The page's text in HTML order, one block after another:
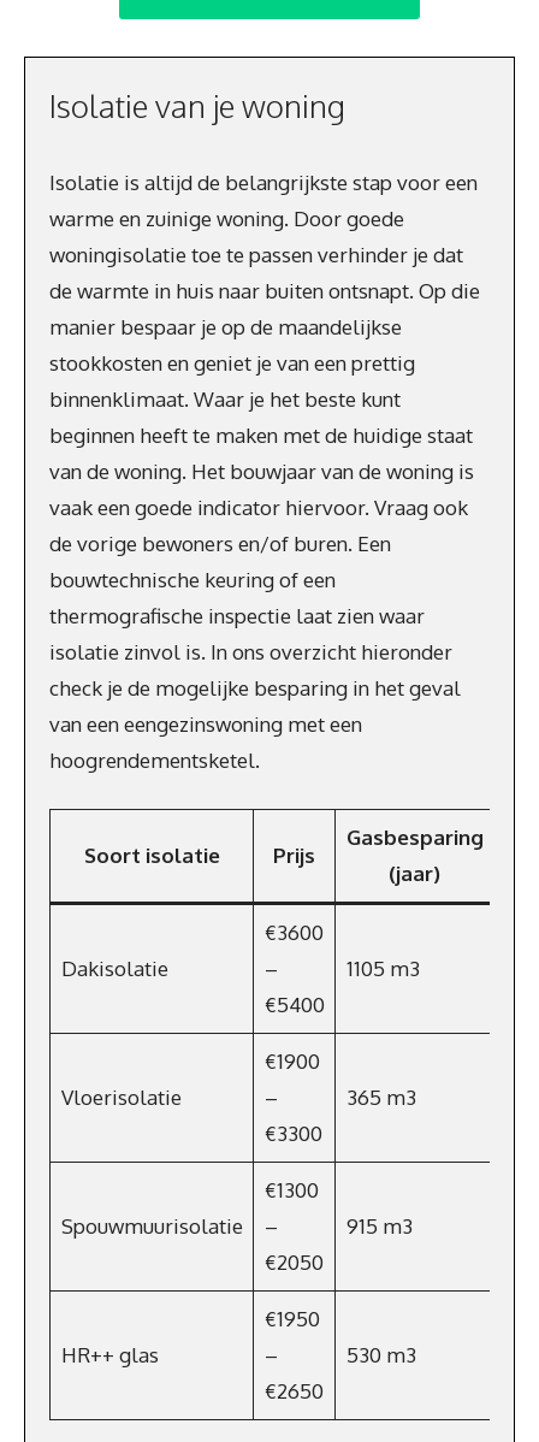
Isolatie van je woning
Isolatie is altijd de belangrijkste stap voor een
warme en zuinige woning. Door goede
woningisolatie toe te passen verhinder je dat
de warmte in huis naar buiten ontsnapt. Op die
manier bespaar je op de maandelijkse
stookkosten en geniet je van een prettig
binnenklimaat. Waar je het beste kunt
beginnen heeft te maken met de huidige staat
van de woning. Het bouwjaar van de woning is
vaak een goede indicator hiervoor. Vraag ook
de vorige bewoners en/of buren. Een
bouwtechnische keuring of een
thermografische inspectie laat zien waar
isolatie zinvol is. In ons overzicht hieronder
check je de mogelijke besparing in het geval
van een eengezinswoning met een
hoogrendementsketel.
Soort isolatie Prijs
Gasbesparing
(jaar)
Dakisolatie
€3600
–
€5400
1105 m3
Vloerisolatie
€1900
–
€3300
365 m3
Spouwmuurisolatie
€1300
–
€2050
915 m3
HR++ glas
€1950
–
€2650
530 m3